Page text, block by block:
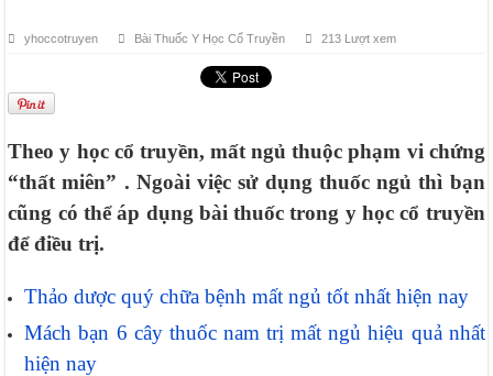
yhoccotruyen Bài Thuốc Y Học Cổ Truyền 213 Lượt xem
Theo y học cổ truyền, mất ngủ thuộc phạm vi chứng
“thất miên” . Ngoài việc sử dụng thuốc ngủ thì bạn
cũng có thể áp dụng bài thuốc trong y học cổ truyền
để điều trị.
Thảo dược quý chữa bệnh mất ngủ tốt nhất hiện nay
Mách bạn 6 cây thuốc nam trị mất ngủ hiệu quả nhất
hiện nay